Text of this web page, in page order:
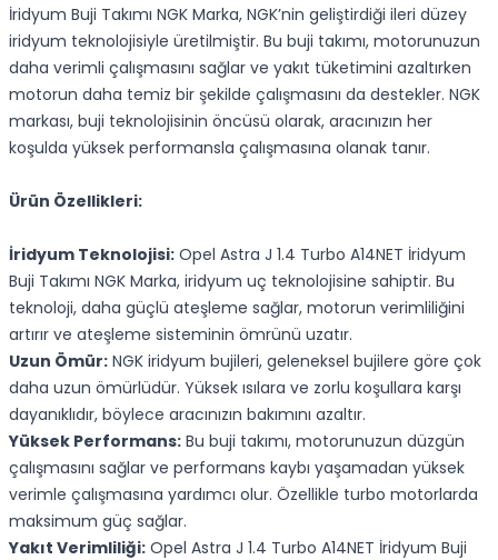
İridyum Buji Takımı NGK Marka, NGK’nin geliştirdiği ileri düzey
iridyum teknolojisiyle üretilmiştir. Bu buji takımı, motorunuzun
daha verimli çalışmasını sağlar ve yakıt tüketimini azaltırken
motorun daha temiz bir şekilde çalışmasını da destekler. NGK
markası, buji teknolojisinin öncüsü olarak, aracınızın her
koşulda yüksek performansla çalışmasına olanak tanır.
Ürün Özellikleri:
İridyum Teknolojisi: Opel Astra J 1.4 Turbo A14NET İridyum
Buji Takımı NGK Marka, iridyum uç teknolojisine sahiptir. Bu
teknoloji, daha güçlü ateşleme sağlar, motorun verimliliğini
artırır ve ateşleme sisteminin ömrünü uzatır.
Uzun Ömür: NGK iridyum bujileri, geleneksel bujilere göre çok
daha uzun ömürlüdür. Yüksek ısılara ve zorlu koşullara karşı
dayanıklıdır, böylece aracınızın bakımını azaltır.
Yüksek Performans: Bu buji takımı, motorunuzun düzgün
çalışmasını sağlar ve performans kaybı yaşamadan yüksek
verimle çalışmasına yardımcı olur. Özellikle turbo motorlarda
maksimum güç sağlar.
Yakıt Verimliliği: Opel Astra J 1.4 Turbo A14NET İridyum Buji